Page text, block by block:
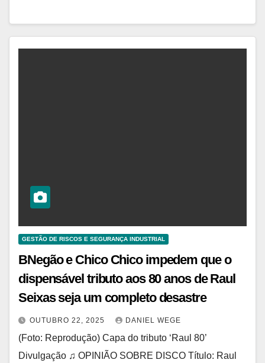
GESTÃO DE RISCOS E SEGURANÇA INDUSTRIAL
BNegão e Chico Chico impedem que o
dispensável tributo aos 80 anos de Raul
Seixas seja um completo desastre
OUTUBRO 22, 2025 DANIEL WEGE
(Foto: Reprodução) Capa do tributo ‘Raul 80’
Divulgação ♫ OPINIÃO SOBRE DISCO Título: Raul